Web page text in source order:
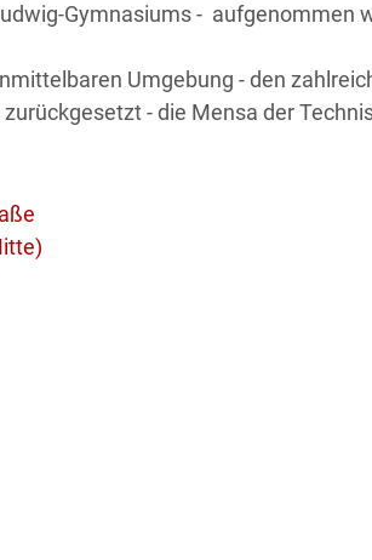
Gymnasiums - aufgenommen
Umgebung - den
- die Mensa der